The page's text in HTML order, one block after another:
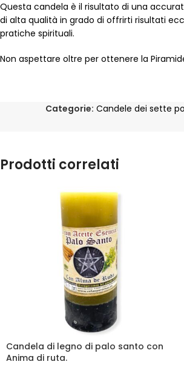
Questa candela è il risultato di una
di alta qualità in grado di offrirti risultati
pratiche spirituali.
Non aspettare oltre per ottenere la
Categorie: Candele dei sette
Prodotti correlati
Candela di legno di palo santo con
Anima di ruta.